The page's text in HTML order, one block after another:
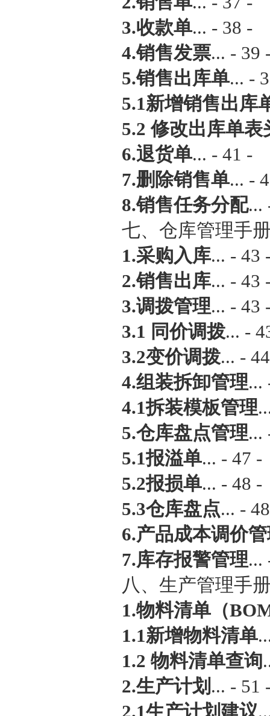
3.收款单... - 38 -
4.销售发票... - 39
5.销售出库单... -
5.1新增销售出库
5.2 修改出库单表
6.退货单... - 41 -
7.删除销售单... -
8.销售任务分配...
七、仓库管理手
1.采购入库... - 43
2.销售出库... - 43
3.调拨管理... - 43
3.1 同价调拨... -
3.2变价调拨... -
4.组装拆卸管理...
4.1拆装模板管理
5.仓库盘点管理...
5.1报溢单... - 47 -
5.2报损单... - 48 -
5.3仓库盘点... -
6.产品成本调价
7.库存报警管理...
八、生产管理手
1.物料清单（
1.1新增物料清单
1.2 物料清单查询
2.生产计划 ... - 51
2.1生产计划建议